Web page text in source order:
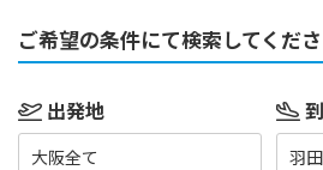
ご希望の条件にて検索してくだ
出発地
大阪全て 羽田